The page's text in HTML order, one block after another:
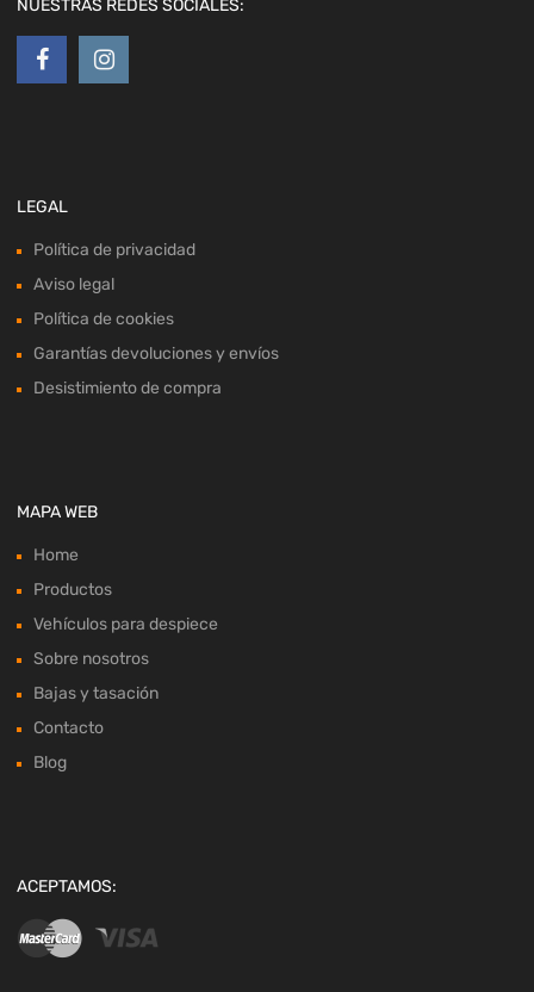
NUESTRAS REDES SOCIALES:
LEGAL
Política de privacidad
Aviso legal
Política de cookies
Garantías devoluciones y envíos
Desistimiento de compra
MAPA WEB
Home
Productos
Vehículos para despiece
Sobre nosotros
Bajas y tasación
Contacto
Blog
ACEPTAMOS: